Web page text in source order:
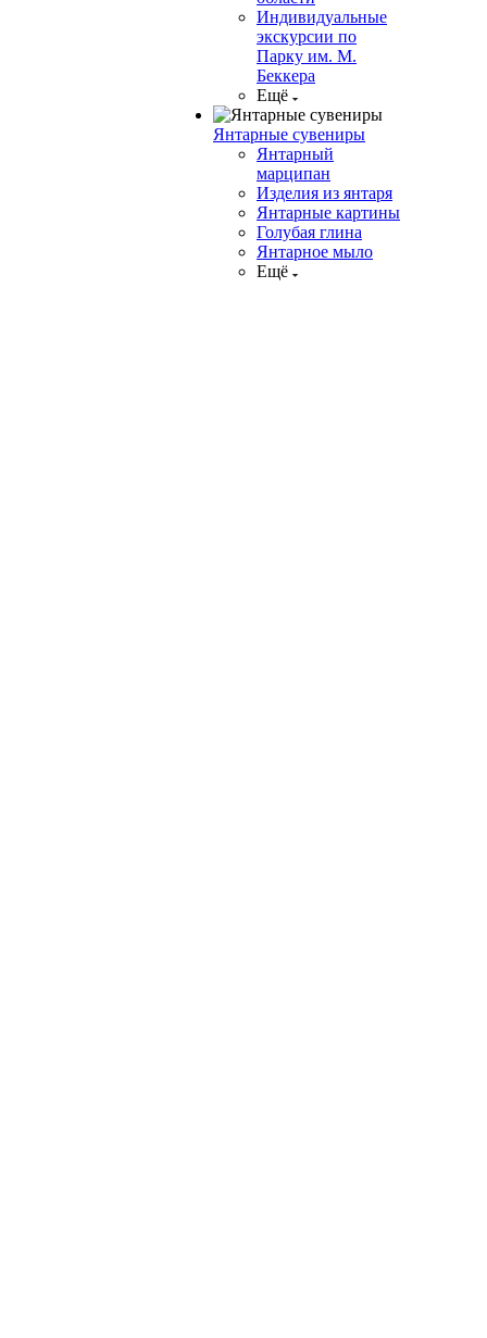
Индивидуальные
экскурсии по
Парку им. М.
Беккера
Ещё
Янтарные сувениры
Янтарный
марципан
Изделия из янтаря
Янтарные картины
Голубая глина
Янтарное мыло
Ещё